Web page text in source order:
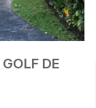
DE